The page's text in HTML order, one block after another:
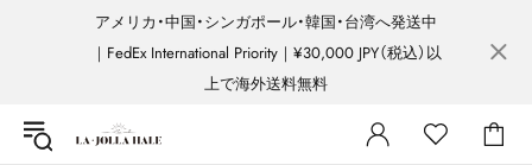
アメリカ・中国・シンガポール・韓国・台湾へ発送中
｜FedEx International Priority｜¥30,000 JPY（税込）以
上で海外送料無料